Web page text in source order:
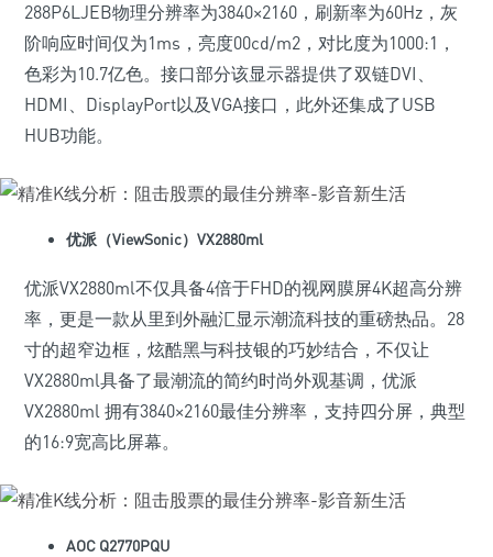
288P6LJEB物理分辨率为3840×2160，刷新率为60Hz，灰
阶响应时间仅为1ms，亮度00cd/m2，对比度为1000:1，
色彩为10.7亿色。接口部分该显示器提供了双链DVI、
HDMI、DisplayPort以及VGA接口，此外还集成了USB
HUB功能。
优派（ViewSonic）VX2880ml
优派VX2880ml不仅具备4倍于FHD的视网膜屏4K超高分辨
率，更是一款从里到外融汇显示潮流科技的重磅热品。28
寸的超窄边框，炫酷黑与科技银的巧妙结合，不仅让
VX2880ml具备了最潮流的简约时尚外观基调，优派
VX2880ml 拥有3840×2160最佳分辨率，支持四分屏，典型
的16:9宽高比屏幕。
AOC Q2770PQU